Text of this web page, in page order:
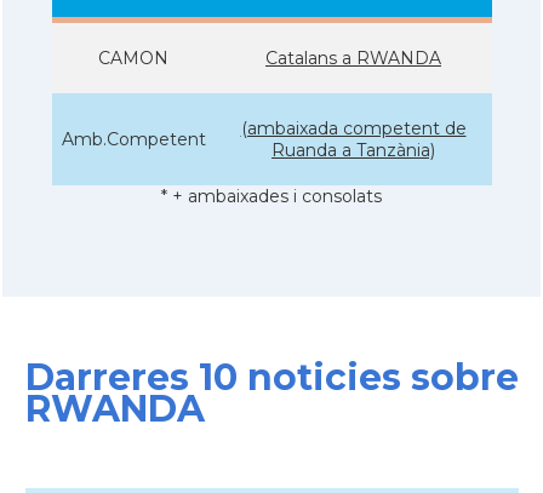
CAMON Catalans a RWANDA
Amb.Competent
(ambaixada competent de
Ruanda a Tanzània)
* + ambaixades i consolats
Darreres 10 noticies sobre
RWANDA